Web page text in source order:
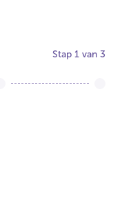
Stap 1 van 3